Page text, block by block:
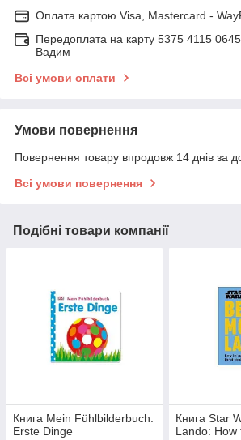
Оплата картою Visa, Mastercard -
Передоплата на карту 5375 4115
Вадим
Всі умови оплати
Умови повернення
Повернення товару впродовж 14 днів за
Всі умови повернення
Подібні товари компанії
Книга Mein Fühlbilderbuch:
Erste Dinge
Книга Star
Lando: How